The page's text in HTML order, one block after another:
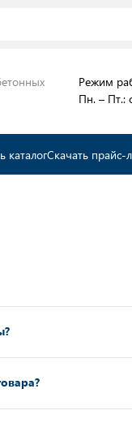
Режим
Пн. – Пт.:
каталогСкачать прайс-